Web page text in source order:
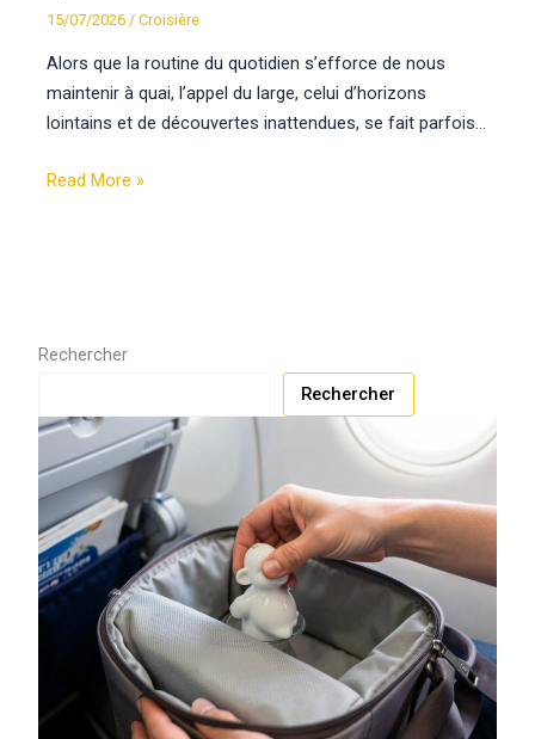
15/07/2026 /Croisière
Alors que la routine du quotidien s’efforce de nous
maintenir à quai, l’appel du large, celui d’horizons
lointains et de découvertes inattendues, se fait parfois…
Read More »
Rechercher
Rechercher